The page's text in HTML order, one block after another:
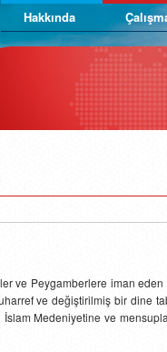
Hakkında
ve Peygamberlere iman eden
ve değiştirilmiş bir dine
Medeniyetine ve